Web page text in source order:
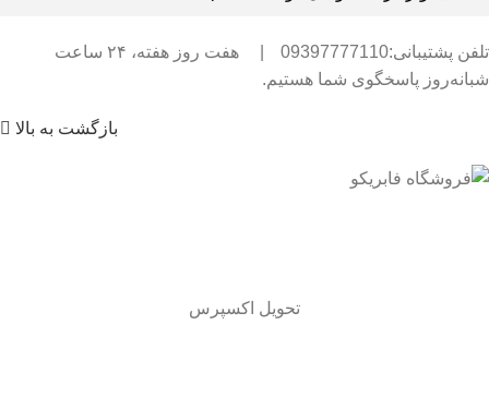
تلفن پشتیبانی:09397777110
هفت روز هفته، ۲۴ ساعت
شبانه‌روز پاسخگوی شما هستیم.
بازگشت به بالا
تحویل اکسپرس